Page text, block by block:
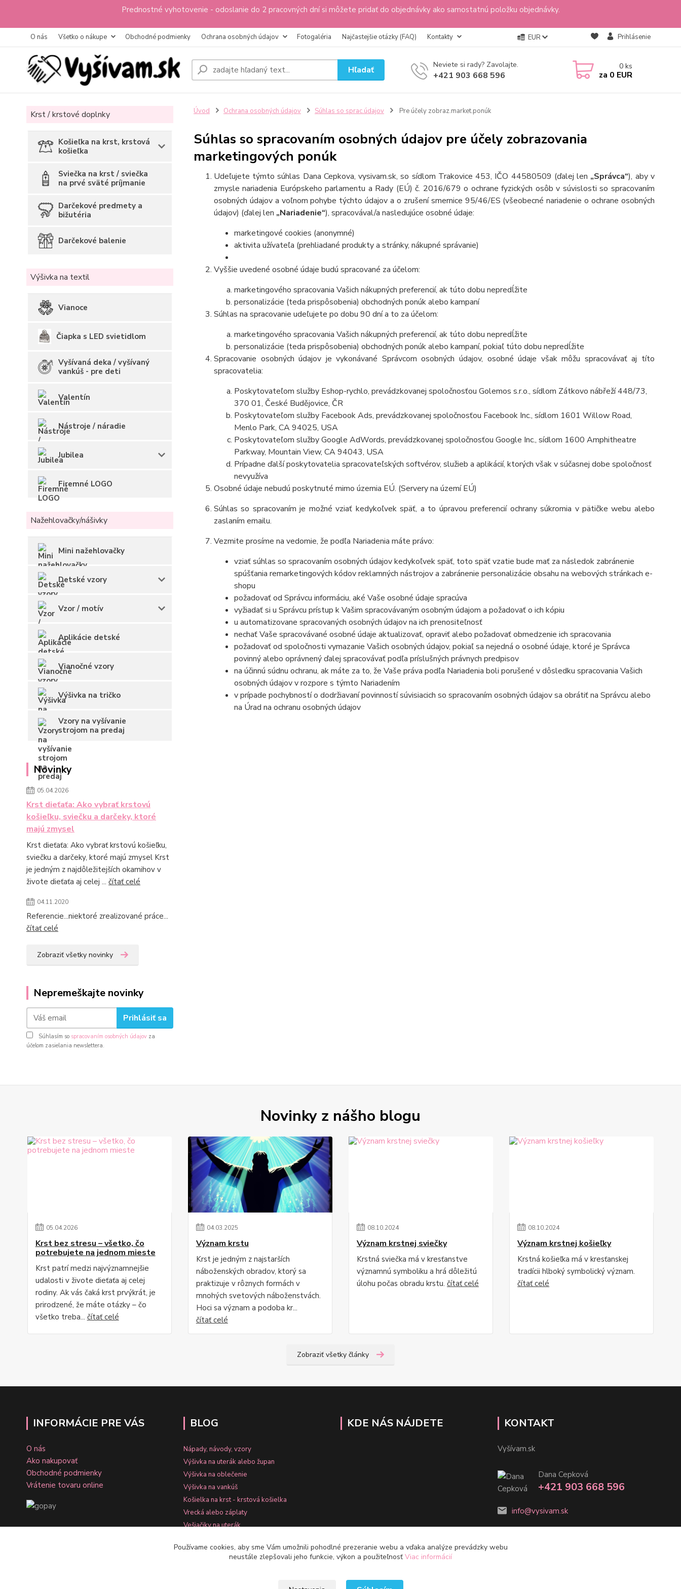
Prednostné vyhotovenie - odoslanie do 2 pracovných dní si môžete pridať do objednávky ako samostatnú položku objednávky.
O nás Všetko o nákupe Obchodné podmienky Ochrana osobných údajov Fotogaléria Najčastejšie otázky (FAQ) Kontakty EUR Prihlásenie
Hľadať Neviete si rady? Zavolajte.
+421 903 668 596
0 ks
za 0 EUR
Krst / krstové doplnky
Košieľka na krst, krstová
košieľka
Sviečka na krst / sviečka
na prvé sväté príjmanie
Darčekové predmety a
bižutéria
Darčekové balenie
Výšivka na textil
Vianoce
Čiapka s LED svietidlom
Vyšívaná deka / vyšívaný
vankúš - pre deti
Valentín
Nástroje / náradie
Jubilea
Firemné LOGO
Nažehlovačky/nášivky
Mini nažehlovačky
Detské vzory
Vzor / motív
Aplikácie detské
Vianočné vzory
Výšivka na tričko
Vzory na vyšívanie
strojom na predaj
Novinky
05.04.2026
Krst dieťaťa: Ako vybrať krstovú
košieľku, sviečku a darčeky, ktoré
majú zmysel
Krst dieťaťa: Ako vybrať krstovú košieľku,
sviečku a darčeky, ktoré majú zmysel Krst
je jedným z najdôležitejších okamihov v
živote dieťaťa aj celej ... čítať celé
04.11.2020
Referencie...niektoré zrealizované práce...
čítať celé
Zobraziť všetky novinky
Nepremeškajte novinky
Prihlásiť sa
Súhlasím so spracovaním osobných údajov za
účelom zasielania newslettera.
Úvod Ochrana osobných údajov Súhlas so sprac.údajov Pre účely zobraz.market.ponúk
Súhlas so spracovaním osobných údajov pre účely zobrazovania
marketingových ponúk
Udeľujete týmto súhlas Dana Cepkova, vysivam.sk, so sídlom Trakovice 453, IČO 44580509 (ďalej len „Správca“), aby v
zmysle nariadenia Európskeho parlamentu a Rady (EÚ) č. 2016/679 o ochrane fyzických osôb v súvislosti so spracovaním
osobných údajov a voľnom pohybe týchto údajov a o zrušení smernice 95/46/ES (všeobecné nariadenie o ochrane osobných
údajov) (ďalej len „Nariadenie“), spracovával/a nasledujúce osobné údaje:
marketingové cookies (anonymné)
aktivita užívateľa (prehliadané produkty a stránky, nákupné správanie)
Vyššie uvedené osobné údaje budú spracované za účelom:
marketingového spracovania Vašich nákupných preferencií, ak túto dobu nepredĺžite
personalizácie (teda prispôsobenia) obchodných ponúk alebo kampaní
Súhlas na spracovanie udeľujete po dobu 90 dnía to za účelom:
marketingového spracovania Vašich nákupných preferencií, ak túto dobu nepredĺžite
personalizácie (teda prispôsobenia) obchodných ponúk alebo kampaní, pokiaľ túto dobu nepredĺžite
Spracovanie osobných údajov je vykonávané Správcom osobných údajov, osobné údaje však môžu spracovávať aj títo
spracovatelia:
Poskytovateľom služby Eshop-rychlo, prevádzkovanej spoločnosťou Golemos s.r.o., sídlom Zátkovo nábřeží 448/73,
370 01, České Budějovice, ČR
Poskytovateľom služby Facebook Ads, prevádzkovanej spoločnosťou Facebook Inc., sídlom 1601 Willow Road,
Menlo Park, CA 94025, USA
Poskytovateľom služby Google AdWords, prevádzkovanej spoločnosťou Google Inc., sídlom 1600 Amphitheatre
Parkway, Mountain View, CA 94043, USA
Prípadne ďalší poskytovatelia spracovateľských softvérov, služieb a aplikácií, ktorých však v súčasnej dobe spoločnosť
nevyužíva
Osobné údaje nebudú poskytnuté mimo územia EÚ. (Servery na území EÚ)
Súhlas so spracovaním je možné vziať kedykoľvek späť, a to úpravou preferencií ochrany súkromia v pätičke webu alebo
zaslaním emailu.
Vezmite prosíme na vedomie, že podľa Nariadenia máte právo:
vziať súhlas so spracovaním osobných údajov kedykoľvek späť, toto späť vzatie bude mať za následok zabránenie
spúšťania remarketingových kódov reklamných nástrojov a zabránenie personalizácie obsahu na webových stránkach e-
shopu
požadovať od Správcu informáciu, aké Vaše osobné údaje spracúva
vyžiadať si u Správcu prístup k Vašim spracovávaným osobným údajom a požadovať o ich kópiu
u automatizovane spracovaných osobných údajov na ich prenositeľnosť
nechať Vaše spracovávané osobné údaje aktualizovať, opraviť alebo požadovať obmedzenie ich spracovania
požadovať od spoločnosti vymazanie Vašich osobných údajov, pokiaľ sa nejedná o osobné údaje, ktoré je Správca
povinný alebo oprávnený ďalej spracovávať podľa príslušných právnych predpisov
na účinnú súdnu ochranu, ak máte za to, že Vaše práva podľa Nariadenia boli porušené v dôsledku spracovania Vašich
osobných údajov v rozpore s týmto Nariadením
v prípade pochybností o dodržiavaní povinností súvisiacich so spracovaním osobných údajov sa obrátiť na Správcu alebo
na Úrad na ochranu osobných údajov
Novinky z nášho blogu
05.04.2026
Krst bez stresu – všetko, čo
potrebujete na jednom mieste
Krst patrí medzi najvýznamnejšie
udalosti v živote dieťaťa aj celej
rodiny. Ak vás čaká krst prvýkrát, je
prirodzené, že máte otázky – čo
všetko treba... čítať celé
04.03.2025
Význam krstu
Krst je jedným z najstarších
náboženských obradov, ktorý sa
praktizuje v rôznych formách v
mnohých svetových náboženstvách.
Hoci sa význam a podoba kr...
čítať celé
08.10.2024
Význam krstnej sviečky
Krstná sviečka má v kresťanstve
významnú symboliku a hrá dôležitú
úlohu počas obradu krstu. čítať celé
08.10.2024
Význam krstnej košieľky
Krstná košieľka má v kresťanskej
tradícii hlboký symbolický význam.
čítať celé
Zobraziť všetky články
INFORMÁCIE PRE VÁS
O nás
Ako nakupovať
Obchodné podmienky
Vrátenie tovaru online
BLOG
Nápady, návody, vzory
Výšivka na uterák alebo župan
Výšivka na oblečenie
Výšivka na vankúš
Košielka na krst - krstová košielka
Vrecká alebo záplaty
Vešiačiky na uterák
WebShopy.sk
KDE NÁS NÁJDETE KONTAKT
Vyšívam.sk
Dana Cepková
+421 903 668 596
info@vysivam.sk
Používame cookies, aby sme Vám umožnili pohodlné prezeranie webu a vďaka analýze prevádzky webu
neustále zlepšovali jeho funkcie, výkon a použiteľnosť Viac informácií